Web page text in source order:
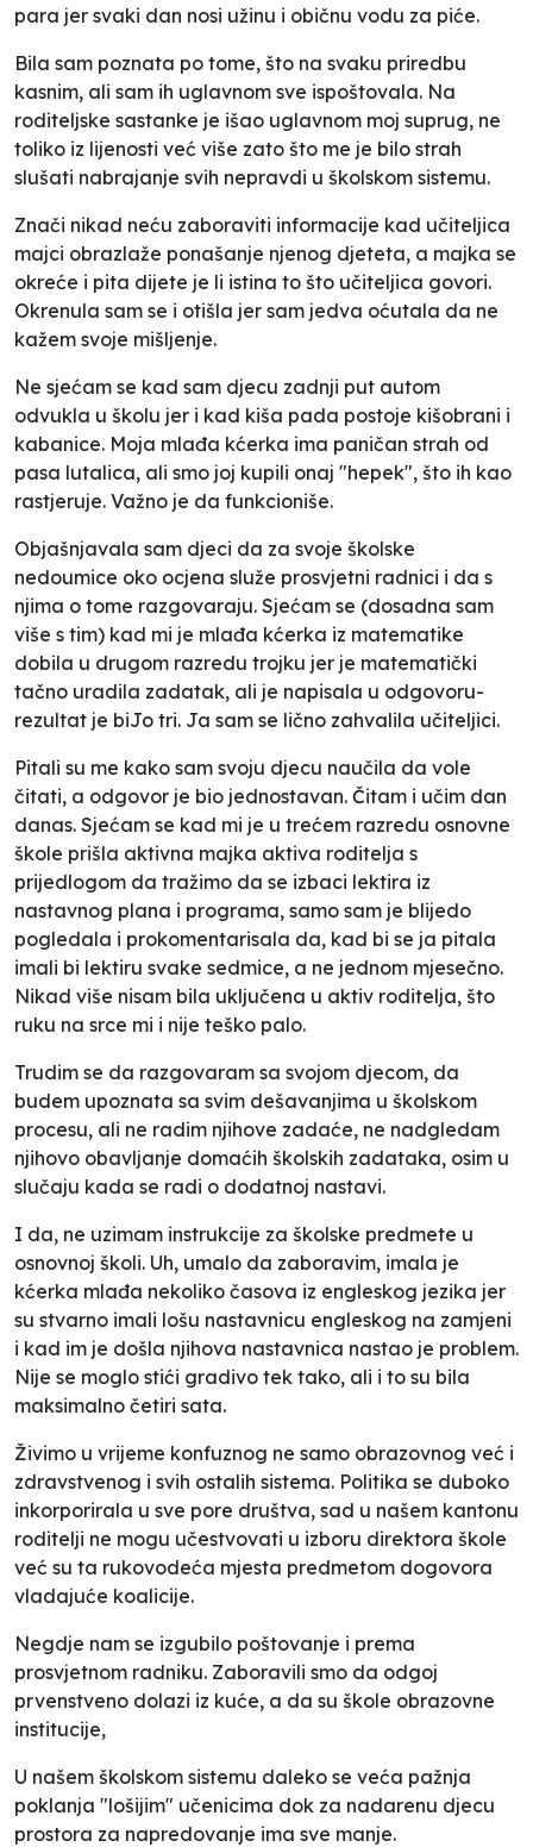
para jer svaki dan nosi užinu i običnu vodu za piće.
Bila sam poznata po tome, što na svaku priredbu
kasnim, ali sam ih uglavnom sve ispoštovala. Na
roditeljske sastanke je išao uglavnom moj suprug, ne
toliko iz lijenosti već više zato što me je bilo strah
slušati nabrajanje svih nepravdi u školskom sistemu.
Znači nikad neću zaboraviti informacije kad učiteljica
majci obrazlaže ponašanje njenog djeteta, a majka se
okreće i pita dijete je li istina to što učiteljica govori.
Okrenula sam se i otišla jer sam jedva oćutala da ne
kažem svoje mišljenje.
Ne sjećam se kad sam djecu zadnji put autom
odvukla u školu jer i kad kiša pada postoje kišobrani i
kabanice. Moja mlađa kćerka ima paničan strah od
pasa lutalica, ali smo joj kupili onaj "hepek", što ih kao
rastjeruje. Važno je da funkcioniše.
Objašnjavala sam djeci da za svoje školske
nedoumice oko ocjena služe prosvjetni radnici i da s
njima o tome razgovaraju. Sjećam se (dosadna sam
više s tim) kad mi je mlađa kćerka iz matematike
dobila u drugom razredu trojku jer je matematički
tačno uradila zadatak, ali je napisala u odgovoru-
rezultat je biJo tri. Ja sam se lično zahvalila učiteljici.
Pitali su me kako sam svoju djecu naučila da vole
čitati, a odgovor je bio jednostavan. Čitam i učim dan
danas. Sjećam se kad mi je u trećem razredu osnovne
škole prišla aktivna majka aktiva roditelja s
prijedlogom da tražimo da se izbaci lektira iz
nastavnog plana i programa, samo sam je blijedo
pogledala i prokomentarisala da, kad bi se ja pitala
imali bi lektiru svake sedmice, a ne jednom mjesečno.
Nikad više nisam bila uključena u aktiv roditelja, što
ruku na srce mi i nije teško palo.
Trudim se da razgovaram sa svojom djecom, da
budem upoznata sa svim dešavanjima u školskom
procesu, ali ne radim njihove zadaće, ne nadgledam
njihovo obavljanje domaćih školskih zadataka, osim u
slučaju kada se radi o dodatnoj nastavi.
I da, ne uzimam instrukcije za školske predmete u
osnovnoj školi. Uh, umalo da zaboravim, imala je
kćerka mlađa nekoliko časova iz engleskog jezika jer
su stvarno imali lošu nastavnicu engleskog na zamjeni
i kad im je došla njihova nastavnica nastao je problem.
Nije se moglo stići gradivo tek tako, ali i to su bila
maksimalno četiri sata.
Živimo u vrijeme konfuznog ne samo obrazovnog već i
zdravstvenog i svih ostalih sistema. Politika se duboko
inkorporirala u sve pore društva, sad u našem kantonu
roditelji ne mogu učestvovati u izboru direktora škole
već su ta rukovodeća mjesta predmetom dogovora
vladajuće koalicije.
Negdje nam se izgubilo poštovanje i prema
prosvjetnom radniku. Zaboravili smo da odgoj
prvenstveno dolazi iz kuće, a da su škole obrazovne
institucije,
U našem školskom sistemu daleko se veća pažnja
poklanja "lošijim" učenicima dok za nadarenu djecu
prostora za napredovanje ima sve manje.